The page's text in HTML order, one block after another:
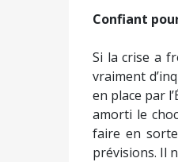
Confiant
Si la crise a
vraiment
en place par
amorti le
faire en
prévisions. Il